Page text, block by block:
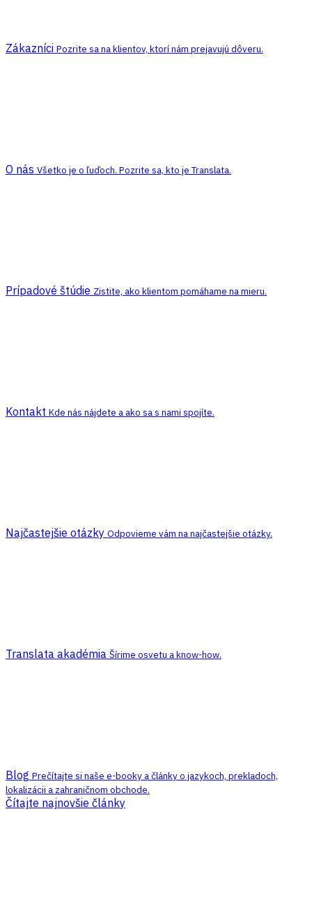
Zákazníci Pozrite sa na klientov, ktorí nám prejavujú dôveru.
O nás Všetko je o ľuďoch. Pozrite sa, kto je Translata.
Prípadové štúdie Zistite, ako klientom pomáhame na mieru.
Kontakt Kde nás nájdete a ako sa s nami spojíte.
Najčastejšie otázky Odpovieme vám na najčastejšie otázky.
Translata akadémia Šírime osvetu a know-how.
Blog Prečítajte si naše e-booky a články o jazykoch, prekladoch,
lokalizácii a zahraničnom obchode.
Čítajte najnovšie články